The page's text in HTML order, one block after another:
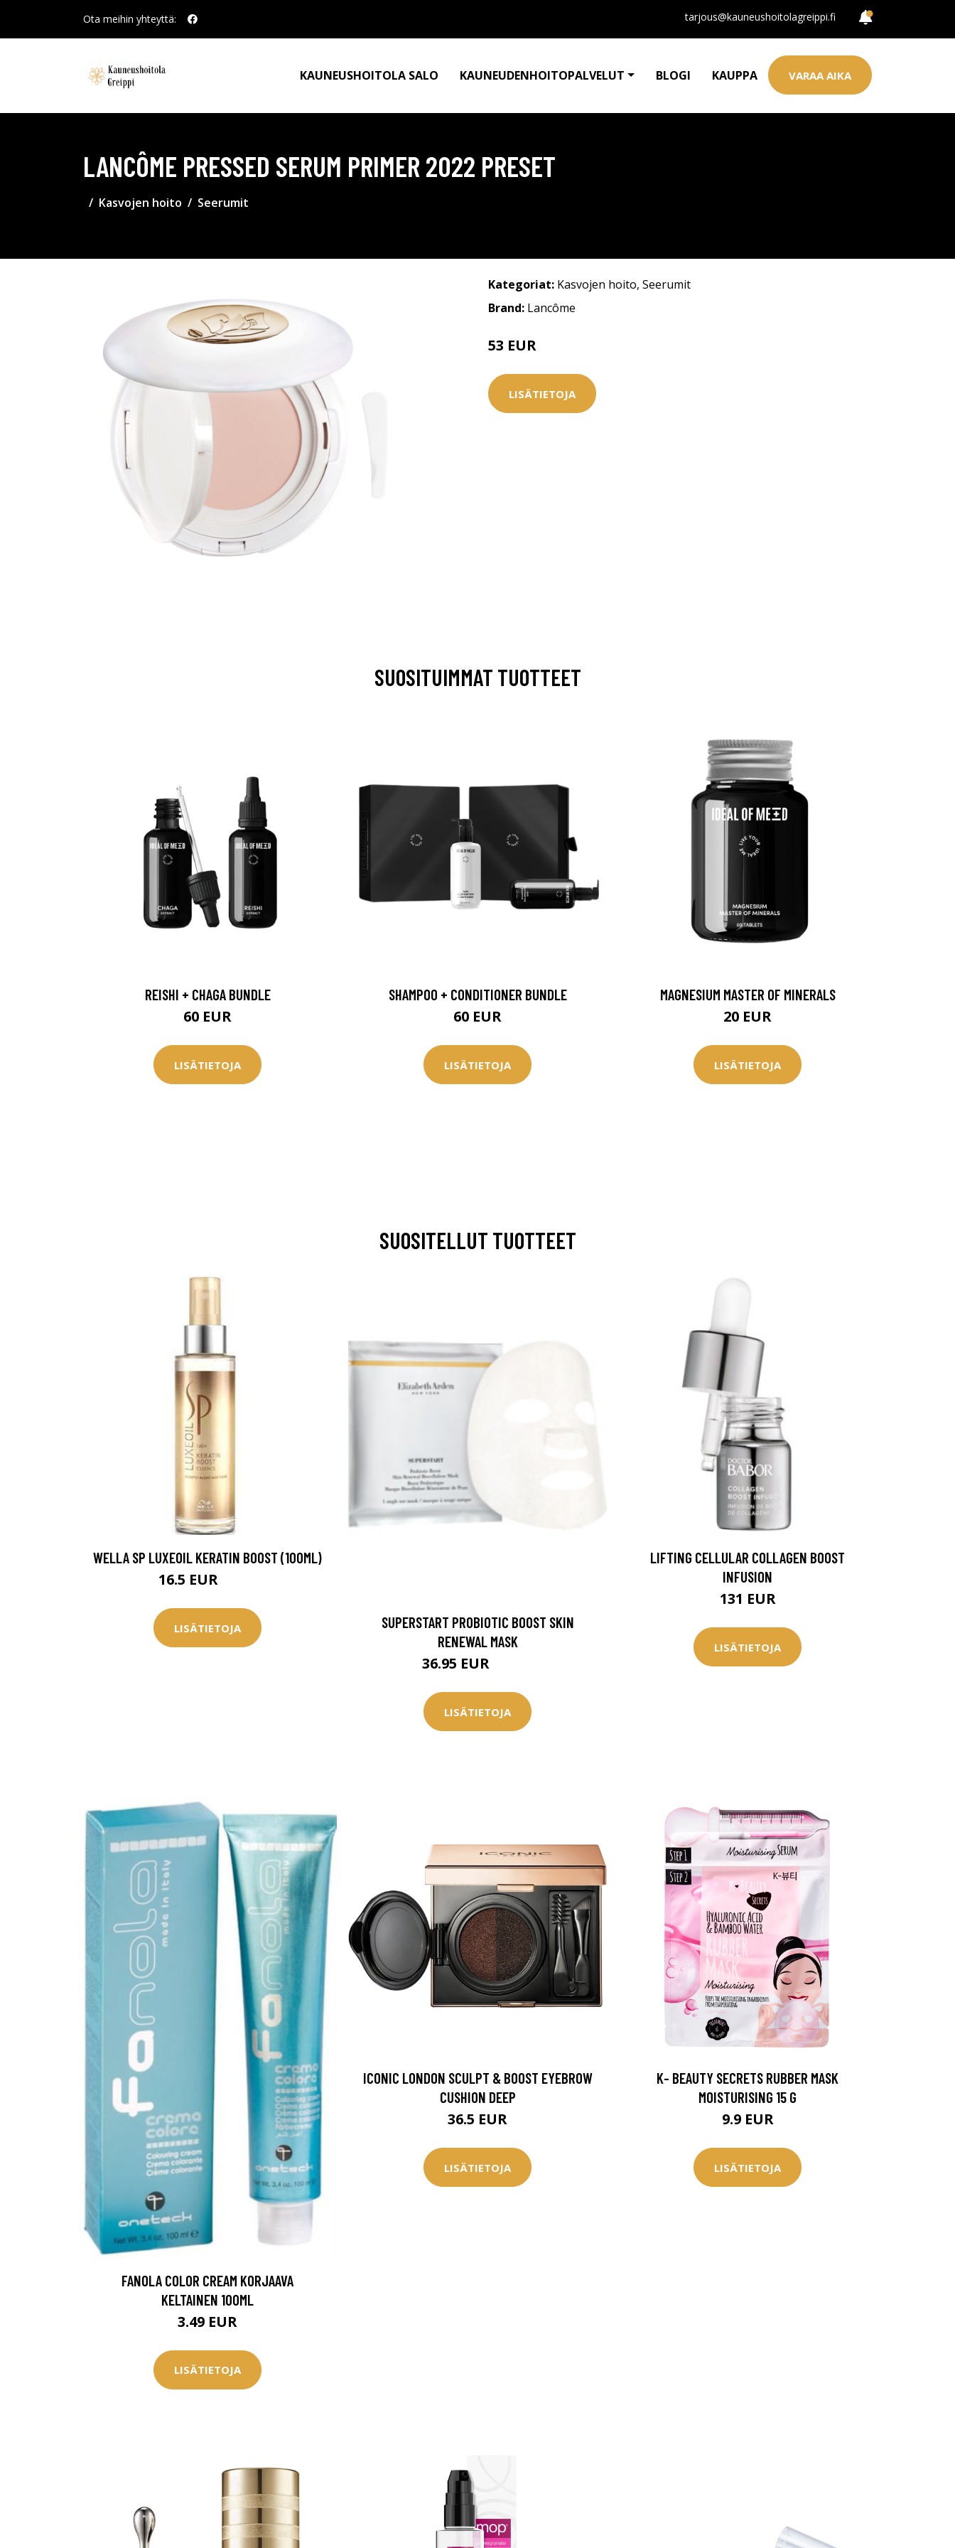
Ota meihin yhteyttä: tarjous@kauneushoitolagreippi.fi
KAUNEUSHOITOLA SALO KAUNEUDENHOITOPALVELUT BLOGI KAUPPA VARAA AIKA
LANCÔME PRESSED SERUM PRIMER 2022 PRESET
Kasvojen hoito Seerumit
Kategoriat: Kasvojen hoito, Seerumit
Brand: Lancôme
53 EUR
LISÄTIETOJA
SUOSITUIMMAT TUOTTEET
REISHI + CHAGA BUNDLE
60 EUR
LISÄTIETOJA
SHAMPOO + CONDITIONER BUNDLE
60 EUR
LISÄTIETOJA
MAGNESIUM MASTER OF MINERALS
20 EUR
LISÄTIETOJA
SUOSITELLUT TUOTTEET
WELLA SP LUXEOIL KERATIN BOOST (100ML)
16.5 EUR
LISÄTIETOJA
SUPERSTART PROBIOTIC BOOST SKIN
RENEWAL MASK
36.95 EUR
LISÄTIETOJA
LIFTING CELLULAR COLLAGEN BOOST
INFUSION
131 EUR
LISÄTIETOJA
FANOLA COLOR CREAM KORJAAVA
KELTAINEN 100ML
3.49 EUR
LISÄTIETOJA
ICONIC LONDON SCULPT & BOOST EYEBROW
CUSHION DEEP
36.5 EUR
LISÄTIETOJA
K- BEAUTY SECRETS RUBBER MASK
MOISTURISING 15 G
9.9 EUR
LISÄTIETOJA
Erikoistarjous
Sponsoriltamme
IdealofMeD Kauppa
Kaikki IdealofMeDin tuotteet -20 %!
Saat myös -200 € toimenpiteistä, kunvaraat
konsultaation